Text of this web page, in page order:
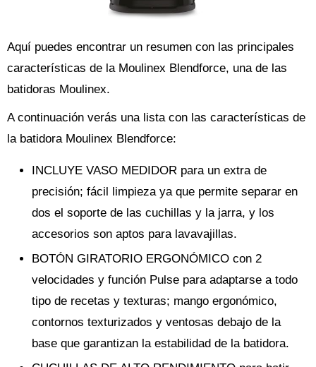
Aquí puedes encontrar un resumen con las principales
características de la Moulinex Blendforce, una de las
batidoras Moulinex.
A continuación verás una lista con las características de
la batidora Moulinex Blendforce:
INCLUYE VASO MEDIDOR para un extra de
precisión; fácil limpieza ya que permite separar en
dos el soporte de las cuchillas y la jarra, y los
accesorios son aptos para lavavajillas.
BOTÓN GIRATORIO ERGONÓMICO con 2
velocidades y función Pulse para adaptarse a todo
tipo de recetas y texturas; mango ergonómico,
contornos texturizados y ventosas debajo de la
base que garantizan la estabilidad de la batidora.